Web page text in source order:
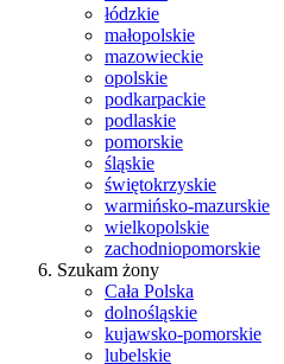
łódzkie
małopolskie
mazowieckie
opolskie
podkarpackie
podlaskie
pomorskie
śląskie
świętokrzyskie
warmińsko-mazurskie
wielkopolskie
zachodniopomorskie
Szukam żony
Cała Polska
dolnośląskie
kujawsko-pomorskie
lubelskie